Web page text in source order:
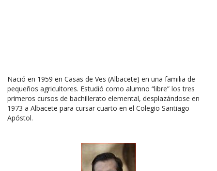
Nació en 1959 en Casas de Ves (Albacete) en una familia de
pequeños agricultores. Estudió como alumno “libre” los tres
primeros cursos de bachillerato elemental, desplazándose en
1973 a Albacete para cursar cuarto en el Colegio Santiago
Apóstol.